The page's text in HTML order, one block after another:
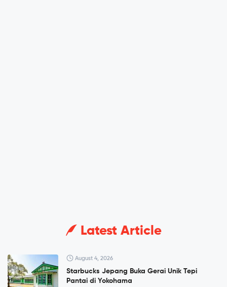
Latest Article
August 4, 2026
Starbucks Jepang Buka Gerai Unik Tepi
Pantai di Yokohama